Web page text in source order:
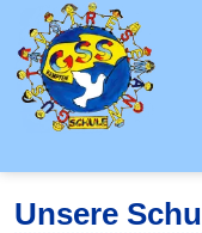
Unsere